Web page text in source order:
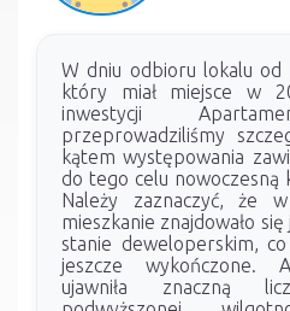
W dniu odbioru lokalu
który miał miejsce w
inwestycji
przeprowadziliśmy
kątem występowania
do tego celu
Należy zaznaczyć, że
mieszkanie znajdowało
stanie deweloperskim,
jeszcze wykończone.
ujawniła znaczną